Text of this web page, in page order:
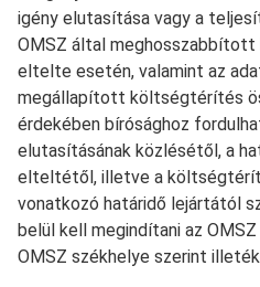
igény elutasítása vagy a
OMSZ által
eltelte esetén, valamint az
megállapított költségtérítés
érdekében bírósághoz
elutasításának közlésétől, a
elteltétől, illetve a
vonatkozó határidő lejártától
belül kell megindítani az
OMSZ székhelye szerint